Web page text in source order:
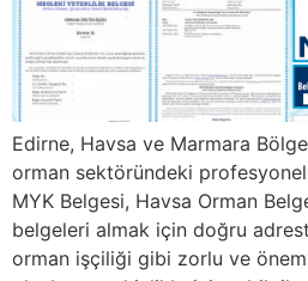
Edirne, Havsa ve Marmara
orman sektöründeki
MYK Belgesi, Havsa Orman
belgeleri almak için doğru
orman işçiliği gibi zorlu ve